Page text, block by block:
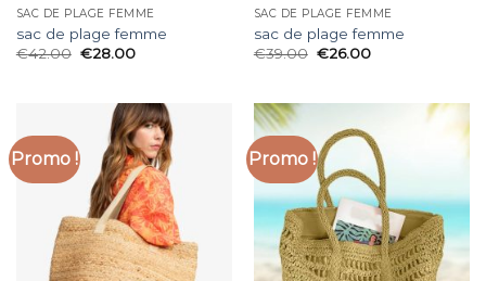
SAC DE PLAGE FEMME
sac de plage femme
€42.00 €28.00
SAC DE PLAGE FEMME
sac de plage femme
€39.00 €26.00
Promo ! Promo !